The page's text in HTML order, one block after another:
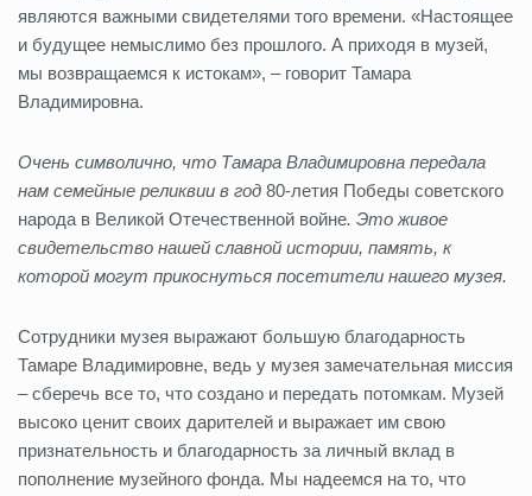
являются важными свидетелями того времени. «Настоящее
и будущее немыслимо без прошлого. А приходя в музей,
мы возвращаемся к истокам», – говорит Тамара
Владимировна.
Очень символично, что Тамара Владимировна передала
нам семейные реликвии в год 80-летия Победы советского
народа в Великой Отечественной войне. Это живое
свидетельство нашей славной истории, память, к
которой могут прикоснуться посетители нашего музея.
Сотрудники музея выражают большую благодарность
Тамаре Владимировне, ведь у музея замечательная миссия
– сберечь все то, что создано и передать потомкам. Музей
высоко ценит своих дарителей и выражает им свою
признательность и благодарность за личный вклад в
пополнение музейного фонда. Мы надеемся на то, что